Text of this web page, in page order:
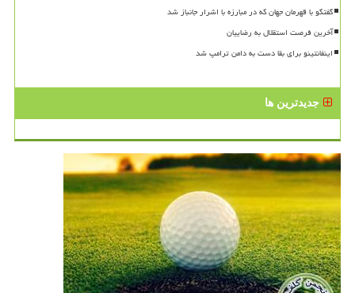
گفتگو با قهرمان جهان که در مبارزه با اشرار جانباز شد
آخرین فرصت استقلال به رضاییان
اینفانتینو برای بقا دست به دامن ترامپ شد
جدیدترین ها